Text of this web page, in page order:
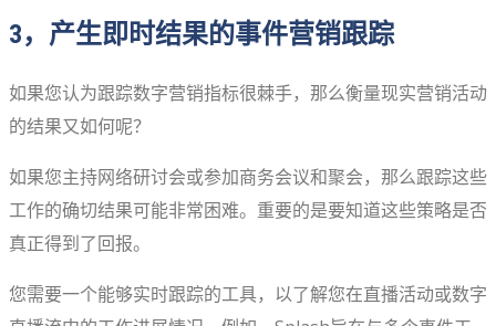
3，产生即时结果的事件营销跟踪
如果您认为跟踪数字营销指标很棘手，那么衡量现实营销活动
的结果又如何呢？
如果您主持网络研讨会或参加商务会议和聚会，那么跟踪这些
工作的确切结果可能非常困难。重要的是要知道这些策略是否
真正得到了回报。
您需要一个能够实时跟踪的工具，以了解您在直播活动或数字